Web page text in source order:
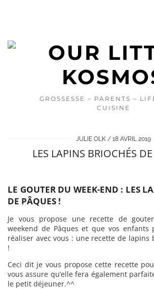
GROSSESSE – PARENTS –
CUISINE
JULIE OLK 18 AVRIL 2019
LES LAPINS BRIOCHÉS
LE GOUTER DU WEEK-END : LES
DE PÂQUES !
Je vous propose une recette de
weekend de Pâques et que vos
réaliser avec vous : une recette de lapins
!
Ceci dit je vous propose cette recette
vous assure qu’elle fera également
le petit déjeuner.^^